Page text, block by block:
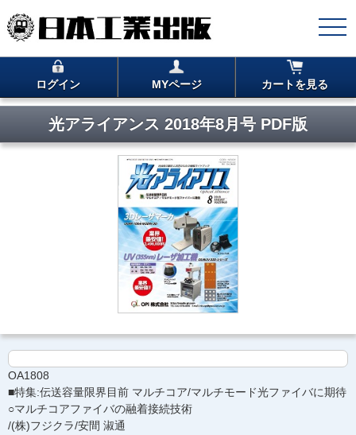
ログイン MYページ カートを見る
光アライアンス 2018年8月号 PDF版
OA1808
■特集:伝送容量限界目前 マルチコア/マルチモード光ファイバに期待
○マルチコアファイバの融着接続技術
/(株)フジクラ/安間 淑通